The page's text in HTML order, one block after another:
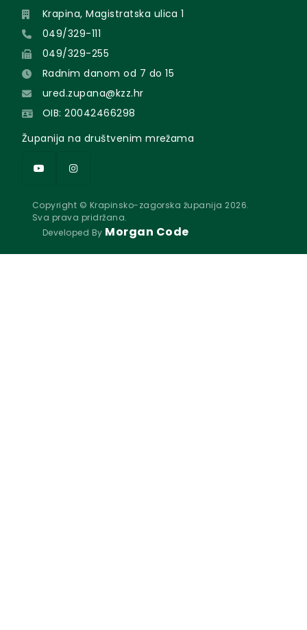
Krapina, Magistratska ulica 1
049/329-111
049/329-255
Radnim danom od 7 do 15
ured.zupana@kzz.hr
OIB: 20042466298
Županija na društvenim mrežama
Copyright © Krapinsko-zagorska županija 2026.
Sva prava pridržana.
Developed By Morgan Code